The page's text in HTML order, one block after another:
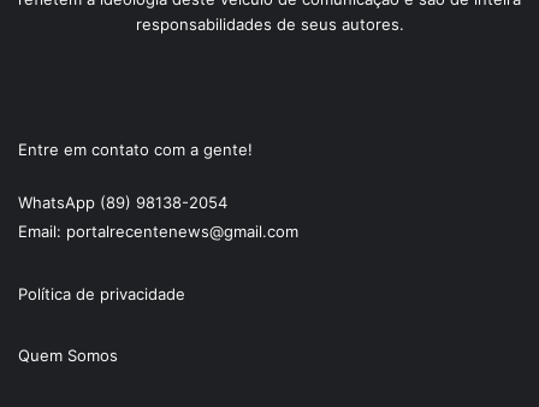
responsabilidades de seus autores.
Entre em contato com a gente!
WhatsApp (89) 98138-2054
Email: portalrecentenews@gmail.com
Política de privacidade
Quem Somos